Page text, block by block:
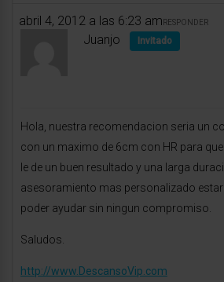
abril 4, 2012 a las 6:23 am RESPONDER
Juanjo Invitado
Hola, nuestra recomendacion seria un
con un maximo de 6cm con HR para
le de un buen resultado y una larga
asesoramiento mas personalizado
poder ayudar sin ningun compromiso.
Saludos.
http://www.DescansoVip.com